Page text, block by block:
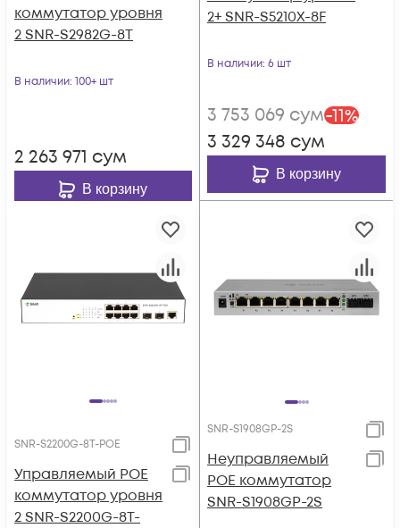
коммутатор уровня
2 SNR-S2982G-8T
В наличии: 100+ шт
2 263 971 сум
В корзину
2+ SNR-S5210X-8F
В наличии: 6 шт
3 753 069 сум-11%
3 329 348 сум
В корзину
SNR-S2200G-8T-POE
Управляемый POE
коммутатор уровня
2 SNR-S2200G-8T-
SNR-S1908GP-2S
Неуправляемый
POE коммутатор
SNR-S1908GP-2S